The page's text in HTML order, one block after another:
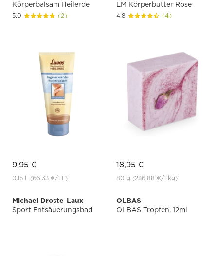
Körperbalsam Heilerde
5.0 (2)
9,95 €
0.15 L (66,33 €/1 L)
EM Körperbutter Rose
4.8 (4)
18,95 €
80 g (236,88 €/1 kg)
Michael Droste-Laux
Sport Entsäuerungsbad
OLBAS
OLBAS Tropfen, 12ml